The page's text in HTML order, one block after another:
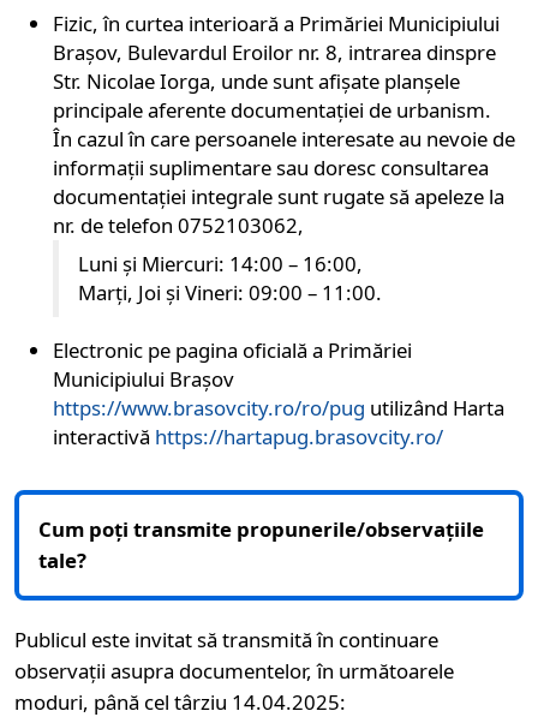
Fizic, în curtea interioară a Primăriei Municipiului
Brașov, Bulevardul Eroilor nr. 8, intrarea dinspre
Str. Nicolae Iorga, unde sunt afișate planșele
principale aferente documentației de urbanism.
În cazul în care persoanele interesate au nevoie de
informații suplimentare sau doresc consultarea
documentației integrale sunt rugate să apeleze la
nr. de telefon 0752103062,
Luni și Miercuri: 14:00 – 16:00,
Marți, Joi și Vineri: 09:00 – 11:00.
Electronic pe pagina oficială a Primăriei
Municipiului Brașov
https://www.brasovcity.ro/ro/pug utilizând Harta
interactivă https://hartapug.brasovcity.ro/
Cum poți transmite propunerile/observațiile
tale?
Publicul este invitat să transmită în continuare
observații asupra documentelor, în următoarele
moduri, până cel târziu 14.04.2025: